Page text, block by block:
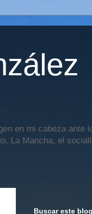
en mi cabeza ante
La Mancha, el
Buscar este blog